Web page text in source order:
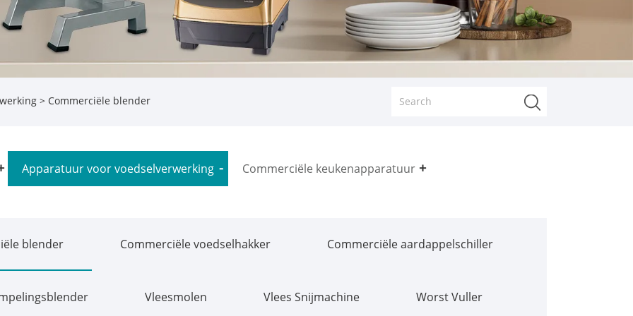
> Commerciële blender
Apparatuur voor voedselverwerking Commerciële keukenapparatuur
blender Commerciële voedselhakker Commerciële aardappelschiller
Vleesmolen Vlees Snijmachine Worst Vuller